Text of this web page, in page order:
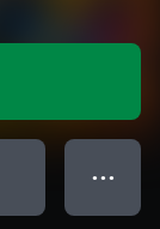
● ● ●